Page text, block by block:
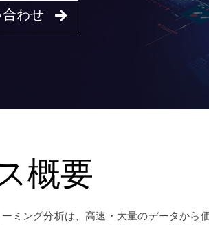
わせ
概要
ング分析は、高速・大量のデータから